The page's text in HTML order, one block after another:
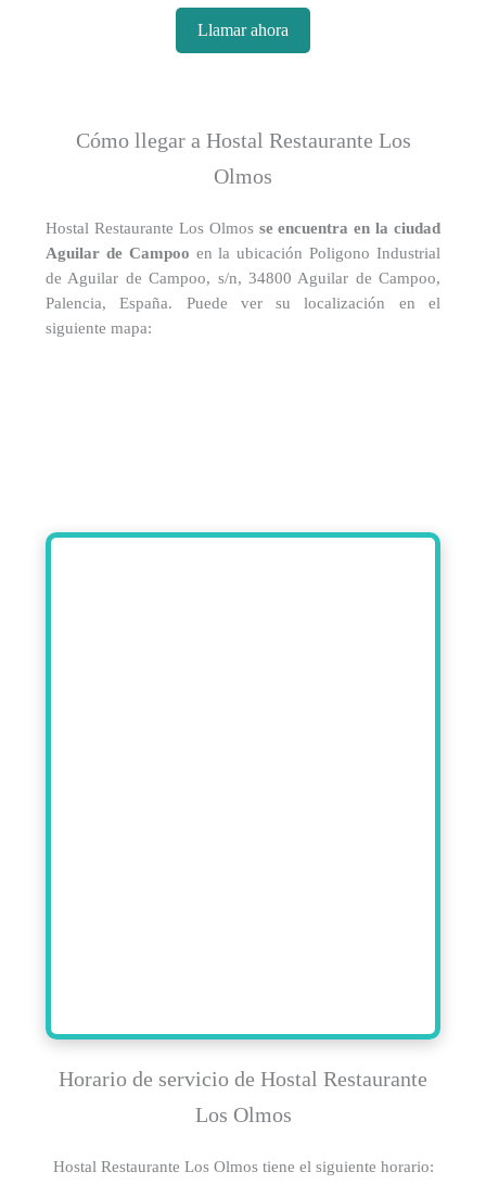
Llamar ahora
Cómo llegar a Hostal Restaurante Los
Olmos
Hostal Restaurante Los Olmos se encuentra en la ciudad
Aguilar de Campoo en la ubicación Poligono Industrial
de Aguilar de Campoo, s/n, 34800 Aguilar de Campoo,
Palencia, España. Puede ver su localización en el
siguiente mapa:
Horario de servicio de Hostal Restaurante
Los Olmos
Hostal Restaurante Los Olmos tiene el siguiente horario: